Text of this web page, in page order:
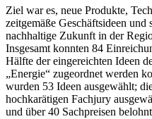
Ziel war es, neue Produkte,
zeitgemäße Geschäftsideen
nachhaltige Zukunft in der
Insgesamt konnten 84
Hälfte der eingereichten Ideen
„Energie“ zugeordnet werden
wurden 53 Ideen ausgewählt;
hochkarätigen Fachjury
und über 40 Sachpreisen